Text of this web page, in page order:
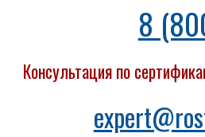
8
Консультация по